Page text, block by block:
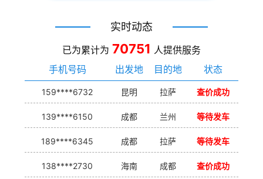
实时动态
已为累计为 70751 人提供服务
手机号码
出发地 目的地 状态
159****6732 昆明 拉萨 查价成功
139****6150 成都 兰州 等待发车
189****6345 成都 拉萨 等待发车
138****2730 海南 成都 查价成功